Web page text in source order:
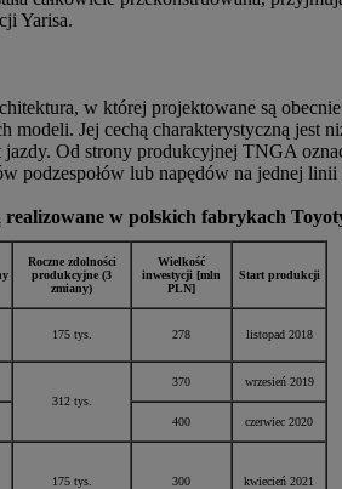
Yarisa.
w której projektowane są
Jej cechą charakterystyczną jest
jazdy. Od strony produkcyjnej TNGA
podzespołów lub napędów na jednej
w polskich fabrykach
Roczne zdolności
produkcyjne (3
zmiany)
Wielkość
inwestycji [mln
PLN]
Start produkcji
175 tys. 278 listopad 2018
312 tys.
370 wrzesień 2019
400 czerwiec 2020
175 tys. 300 kwiecień 2021